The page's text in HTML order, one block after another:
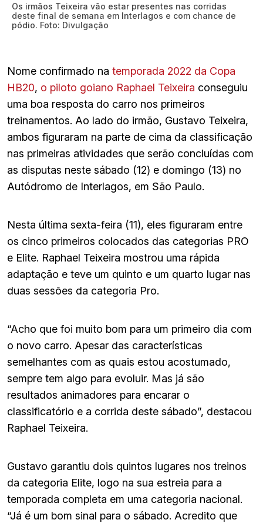
Os irmãos Teixeira vão estar presentes nas corridas
deste final de semana em Interlagos e com chance de
pódio. Foto: Divulgação
Nome confirmado na temporada 2022 da Copa
HB20, o piloto goiano Raphael Teixeira conseguiu
uma boa resposta do carro nos primeiros
treinamentos. Ao lado do irmão, Gustavo Teixeira,
ambos figuraram na parte de cima da classificação
nas primeiras atividades que serão concluídas com
as disputas neste sábado (12) e domingo (13) no
Autódromo de Interlagos, em São Paulo.
Nesta última sexta-feira (11), eles figuraram entre
os cinco primeiros colocados das categorias PRO
e Elite. Raphael Teixeira mostrou uma rápida
adaptação e teve um quinto e um quarto lugar nas
duas sessões da categoria Pro.
“Acho que foi muito bom para um primeiro dia com
o novo carro. Apesar das características
semelhantes com as quais estou acostumado,
sempre tem algo para evoluir. Mas já são
resultados animadores para encarar o
classificatório e a corrida deste sábado”, destacou
Raphael Teixeira.
Gustavo garantiu dois quintos lugares nos treinos
da categoria Elite, logo na sua estreia para a
temporada completa em uma categoria nacional.
“Já é um bom sinal para o sábado. Acredito que